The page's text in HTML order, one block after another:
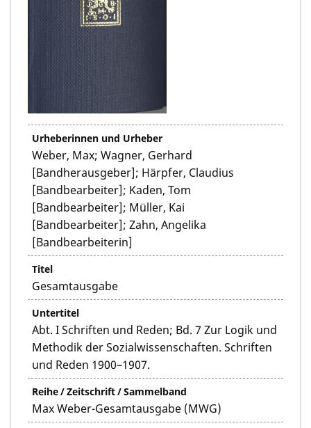
Urheberinnen und Urheber
Weber, Max; Wagner, Gerhard
[Bandherausgeber]; Härpfer, Claudius
[Bandbearbeiter]; Kaden, Tom
[Bandbearbeiter]; Müller, Kai
[Bandbearbeiter]; Zahn, Angelika
[Bandbearbeiterin]
Titel
Gesamtausgabe
Untertitel
Abt. I Schriften und Reden; Bd. 7 Zur Logik und
Methodik der Sozialwissenschaften. Schriften
und Reden 1900–1907.
Reihe / Zeitschrift / Sammelband
Max Weber-Gesamtausgabe (MWG)